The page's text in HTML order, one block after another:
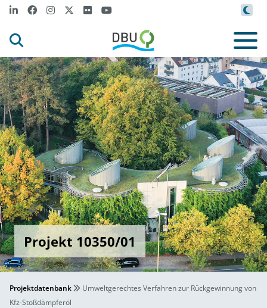
Projekt 10350/01
Projektdatenbank
Umweltgerechtes Verfahren zur Rückgewinnung von
Kfz-Stoßdämpferöl